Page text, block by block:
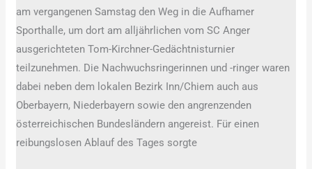
am vergangenen Samstag den Weg in die Aufhamer
Sporthalle, um dort am alljährlichen vom SC Anger
ausgerichteten Tom-Kirchner-Gedächtnisturnier
teilzunehmen. Die Nachwuchsringerinnen und -ringer waren
dabei neben dem lokalen Bezirk Inn/Chiem auch aus
Oberbayern, Niederbayern sowie den angrenzenden
österreichischen Bundesländern angereist. Für einen
reibungslosen Ablauf des Tages sorgte